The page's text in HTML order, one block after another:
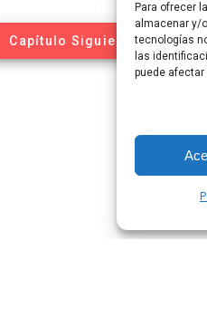
Para ofrecer
almacenar y/
tecnologías
las
puede
Capítulo Siguiente